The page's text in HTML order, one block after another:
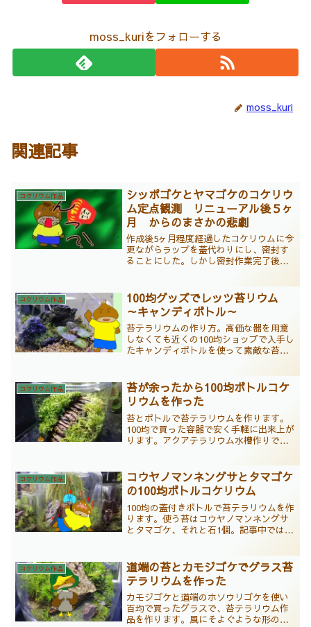
moss_kuriをフォローする
moss_kuri
関連記事
コケリウム作品
シッポゴケとヤマゴケのコケリウ
ム定点観測 リニューアル後５ヶ
月 からのまさかの悲劇
作成後5ヶ月程度経過したコケリウムに今
更ながらラップを蓋代わりにし、密封す
ることにした。しかし密封作業完了後に
おかげで泥だらけは免れた。しかしコケ
リウムは完全崩壊…
コケリウム作品
100均グッズでレッツ苔リウム
～キャンディボトル～
苔テラリウムの作り方。高価な器を用意
しなくても近くの100均ショップで入手し
たキャンディボトルを使って素敵な苔の
作り方は難しくありません。器の中にセ
ンスよく、苔と石を配置すれば、ハイ出
来上がり！
コケリウム作品
苔が余ったから100均ボトルコケ
リウムを作った
苔とボトルで苔テラリウムを作ります。
100均で買った容器で安く手軽に出来上が
ります。アクアテラリウム水槽作りで余
り方を多くの写真を使い順番に分かりや
すく紹介しています。
コケリウム作品
コウヤノマンネングサとタマゴケ
の100均ボトルコケリウム
100均の蓋付きボトルで苔テラリウムを作
ります。使う苔はコウヤノマンネングサ
とタマゴケ、それと石1個。記事中では植
作る苔テラリウムですが、100円の容器に
は見えない雰囲気を醸しています。
コケリウム作品
道端の苔とカモジゴケでグラス苔
テラリウムを作った
カモジゴケと道端のホソウリゴケを使い
百均で買ったグラスで、苔テラリウム作
品を作ります。風にそよぐような形の鮮